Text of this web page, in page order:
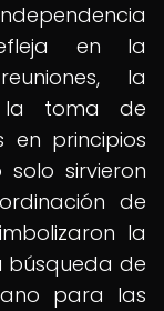
en la
la
la toma de
en principios
sirvieron
de
la
búsqueda de
para las